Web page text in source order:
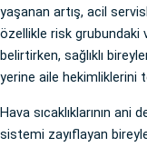
yaşanan artış, acil
özellikle risk grubundaki
belirtirken, sağlıklı
yerine aile hekimliklerini
Hava sıcaklıklarının
sistemi zayıflayan